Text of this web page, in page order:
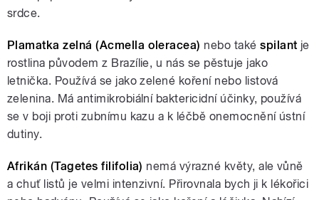
srdce.
Plamatka zelná (Acmella oleracea) nebo takéspilant je
rostlina původem z Brazílie, u nás se pěstuje jako
letnička. Používá se jako zelené koření nebo listová
zelenina. Má antimikrobiální baktericidní účinky, používá
se v boji proti zubnímu kazu a k léčbě onemocnění ústní
dutiny.
Afrikán (Tagetes filifolia) nemá výrazné květy, ale vůně
a chuť listů je velmi intenzivní. Přirovnala bych ji k lékořici